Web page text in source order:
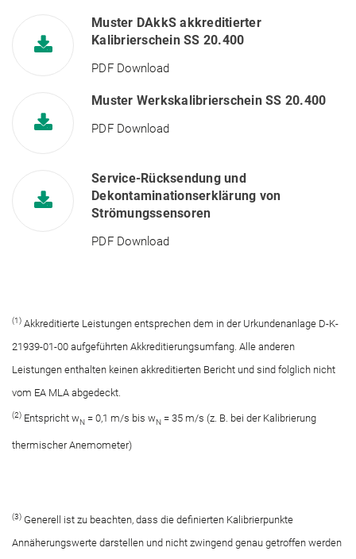
Muster DAkkS akkreditierter
Kalibrierschein SS 20.400
PDF Download
Muster Werkskalibrierschein SS 20.400
PDF Download
Service-Rücksendung und
Dekontaminationserklärung von
Strömungssensoren
PDF Download
(1) Akkreditierte Leistungen entsprechen dem in der Urkundenanlage D-K-
21939-01-00 aufgeführten Akkreditierungsumfang. Alle anderen
Leistungen enthalten keinen akkreditierten Bericht und sind folglich nicht
vom EA MLA abgedeckt.
(2) Entspricht wN = 0,1 m/s bis wN = 35 m/s (z. B. bei der Kalibrierung
thermischer Anemometer)
(3) Generell ist zu beachten, dass die definierten Kalibrierpunkte
Annäherungswerte darstellen und nicht zwingend genau getroffen werden